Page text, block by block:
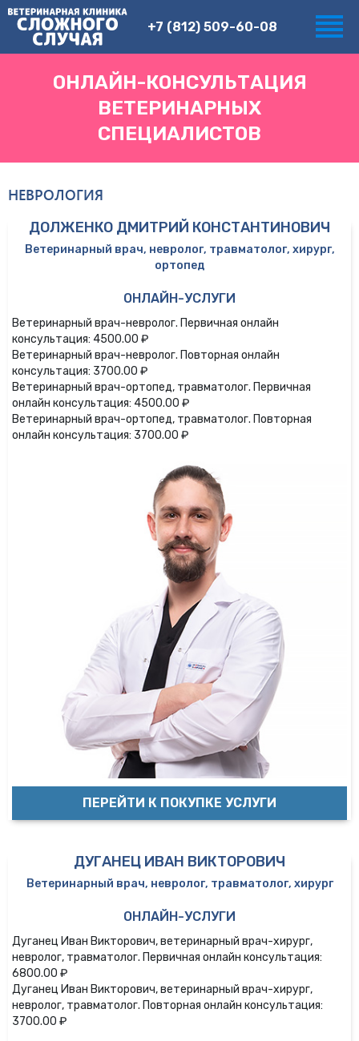
+7 (812) 509-60-08
ОНЛАЙН-КОНСУЛЬТАЦИЯ
ВЕТЕРИНАРНЫХ
СПЕЦИАЛИСТОВ
НЕВРОЛОГИЯ
ДОЛЖЕНКО ДМИТРИЙ КОНСТАНТИНОВИЧ
Ветеринарный врач, невролог, травматолог, хирург,
ортопед
ОНЛАЙН-УСЛУГИ
Ветеринарный врач-невролог. Первичная онлайн
консультация: 4500.00 ₽
Ветеринарный врач-невролог. Повторная онлайн
консультация: 3700.00 ₽
Ветеринарный врач-ортопед, травматолог. Первичная
онлайн консультация: 4500.00 ₽
Ветеринарный врач-ортопед, травматолог. Повторная
онлайн консультация: 3700.00 ₽
ПЕРЕЙТИ К ПОКУПКЕ УСЛУГИ
ДУГАНЕЦ ИВАН ВИКТОРОВИЧ
Ветеринарный врач, невролог, травматолог, хирург
ОНЛАЙН-УСЛУГИ
Дуганец Иван Викторович, ветеринарный врач-хирург,
невролог, травматолог. Первичная онлайн консультация:
6800.00 ₽
Дуганец Иван Викторович, ветеринарный врач-хирург,
невролог, травматолог. Повторная онлайн консультация:
3700.00 ₽